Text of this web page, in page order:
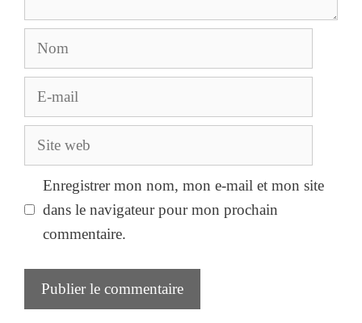
Nom
E-
Site
Enregistrer mon nom, mon e-mail et mon site
dans le navigateur pour mon prochain
commentaire.